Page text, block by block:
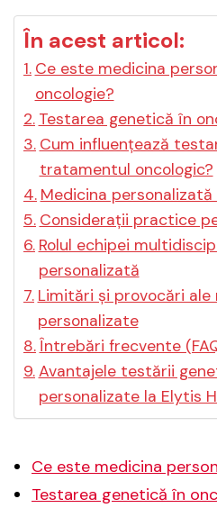
În acest articol:
Ce este medicina
oncologie?
Testarea genetică în
Cum influențează
tratamentul oncologic?
Medicina
Considerații practice
Rolul echipei
personalizată
Limitări și provocări ale
personalizate
Întrebări frecvente
Avantajele testării
personalizate la Elytis
Ce este medicina
Testarea genetică în